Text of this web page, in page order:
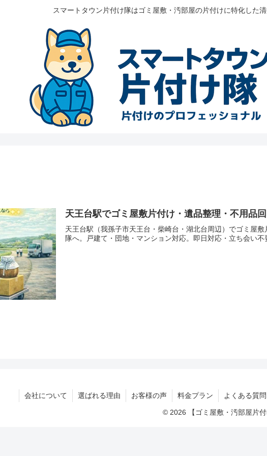
スマートタウン片付け隊はゴミ屋敷・汚部屋の片付けに特化した清
天王台駅でゴミ屋敷片付け・遺品整理・不用品
天王台駅（我孫子市天王台・柴崎台・湖北台周辺）でゴミ屋
隊へ。戸建て・団地・マンション対応。即日対応・立ち会い不
会社について 選ばれる理由 お客様の声 料金プラン よくある質問
© 2026 【ゴミ屋敷・汚部屋片